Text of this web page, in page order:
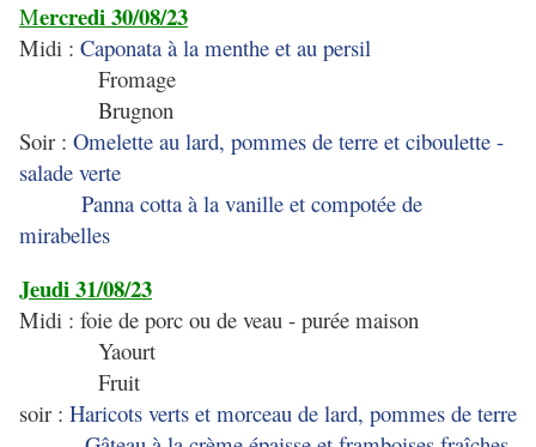
Mercredi 30/08/23
Midi : Caponata à la menthe et au persil
Fromage
Brugnon
Soir : Omelette au lard, pommes de terre et ciboulette -
salade verte
Panna cotta à la vanille et compotée de
mirabelles
Jeudi 31/08/23
Midi : foie de porc ou de veau - purée maison
Yaourt
Fruit
soir : Haricots verts et morceau de lard, pommes de terre